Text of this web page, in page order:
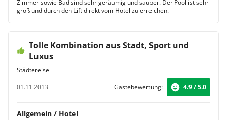
Zimmer sowie Bad sind sehr geräumig und sauber. Der Pool ist sehr
groß und durch den Lift direkt vom Hotel zu erreichen.
Tolle Kombination aus Stadt, Sport und
Luxus
Städtereise
01.11.2013
Gästebewertung: 4.9 / 5.0
Allgemein / Hotel